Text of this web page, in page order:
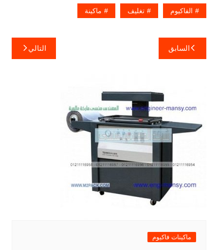
الفاكيوم تغليف ماكينة
تصفّح
المقالات
السابق التالي
ماكينات فاكيوم